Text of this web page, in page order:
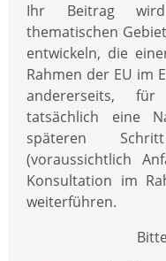
Ihr Beitrag
thematischen
entwickeln, die
Rahmen der EU im
andererseits,
tatsächlich eine
späteren
(voraussichtlich
Konsultation im
weiterführen.